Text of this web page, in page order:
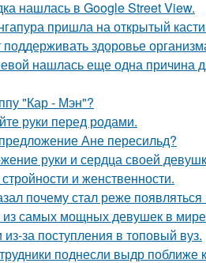
нашлась в Google Street View.
пришла на открытый
здоровье
нашлась еще одна причина
"Кар - Мэн"?
руки перед родами.
Ане пересильд?
руки и сердца своей
и женственности.
почему стал реже
из самых мощных девушек в
за поступления в топовый вуз.
поднесли выдр поближе